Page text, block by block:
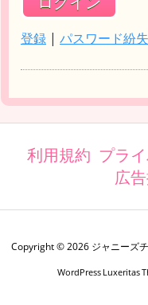
登録 | パスワード紛失
利用規約 プラ
広
Copyright ©2026 ジャニーズ
WordPress Luxeritas